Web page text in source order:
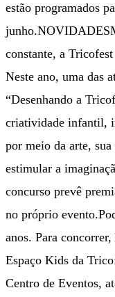
estão programados
constante, a
Neste ano, uma das
“Desenhando a
criatividade infantil,
por meio da arte,
estimular a
concurso prevê
no próprio
anos. Para
Espaço Kids da
Centro de Eventos,